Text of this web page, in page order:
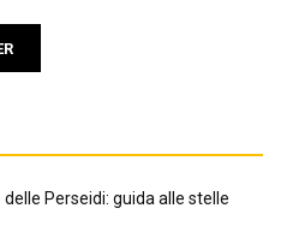
delle Perseidi: guida alle stelle